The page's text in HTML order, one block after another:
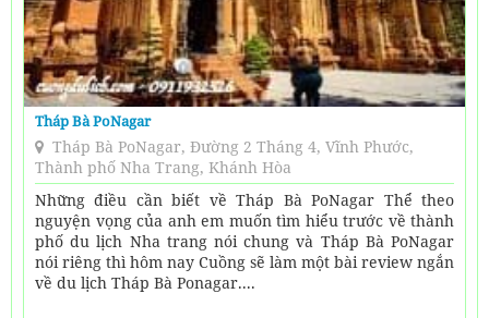
Tháp Bà PoNagar
Tháp Bà PoNagar, Đường 2 Tháng 4, Vĩnh Phước,
Thành phố Nha Trang, Khánh Hòa
Những điều cần biết về Tháp Bà PoNagar Thể theo
nguyện vọng của anh em muốn tìm hiểu trước về thành
phố du lịch Nha trang nói chung và Tháp Bà PoNagar
nói riêng thì hôm nay Cuồng sẽ làm một bài review ngắn
về du lịch Tháp Bà Ponagar....